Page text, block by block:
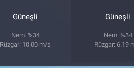
Güneşli
Nem: %34
Rüzgar: 10.00 m/s
Güneşli
Nem: %34
Rüzgar: 6.19